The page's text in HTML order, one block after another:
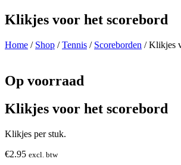
Klikjes voor het scorebord
Home / Shop /Tennis / Scoreborden / Klikjes
Op voorraad
Klikjes voor het scorebord
Klikjes per stuk.
€2.95 excl. btw